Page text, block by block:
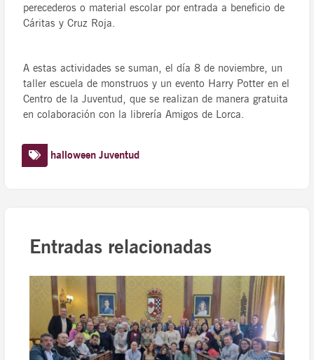
perecederos o material escolar por entrada a beneficio de
Cáritas y Cruz Roja.
A estas actividades se suman, el día 8 de noviembre, un
taller escuela de monstruos y un evento Harry Potter en el
Centro de la Juventud, que se realizan de manera gratuita
en colaboración con la librería Amigos de Lorca.
halloween Juventud
Entradas relacionadas